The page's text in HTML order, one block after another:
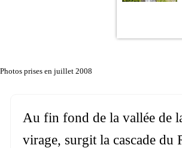
Photos prises en juillet 2008
Au fin fond de la vallée de
virage, surgit la cascade du